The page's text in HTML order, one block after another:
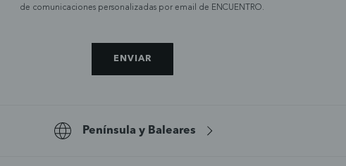
de comunicaciones personalizadas por email de ENCUENTRO.
ENVIAR
Península y Baleares